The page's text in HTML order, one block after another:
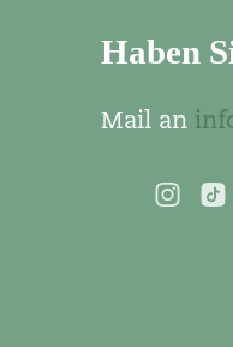
Haben
Mail an